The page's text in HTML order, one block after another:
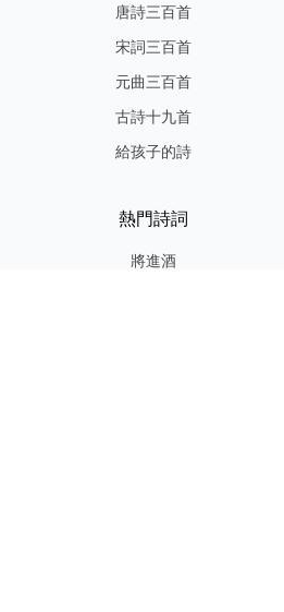
唐詩三百首
宋詞三百首
元曲三百首
古詩十九首
給孩子的詩
熱門詩詞
將進酒